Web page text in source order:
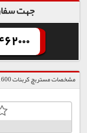
جهت
مشخصات مستربچ کربنات 1600